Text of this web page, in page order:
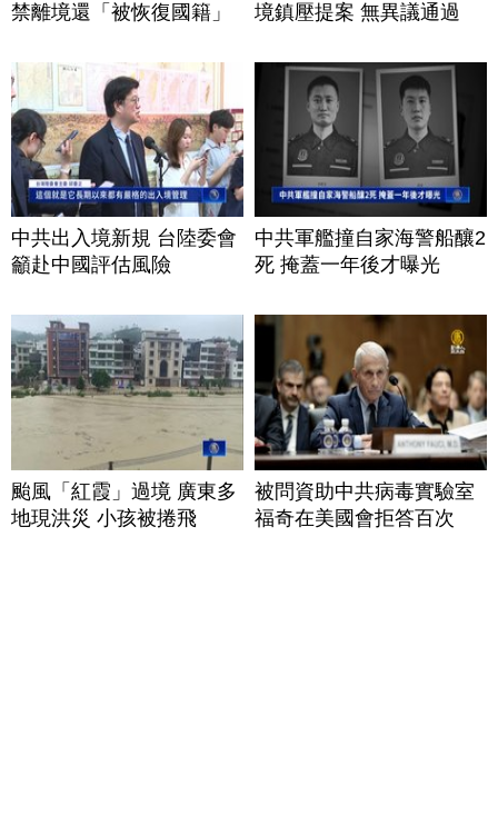
禁離境還「被恢復國籍」
境鎮壓提案 無異議通過
中共出入境新規 台陸委會
籲赴中國評估風險
中共軍艦撞自家海警船釀2
死 掩蓋一年後才曝光
颱風「紅霞」過境 廣東多
地現洪災 小孩被捲飛
被問資助中共病毒實驗室
福奇在美國會拒答百次